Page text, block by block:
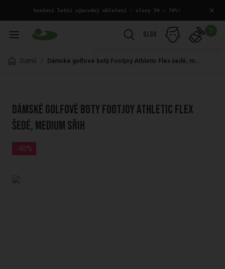
Sezónní letní výprodej oblečení - slevy 50 – 70%! ×
Blog 0
Domů /
Dámské golfové boty Footjoy Athletic Flex
šedé, medium sřih
-40%